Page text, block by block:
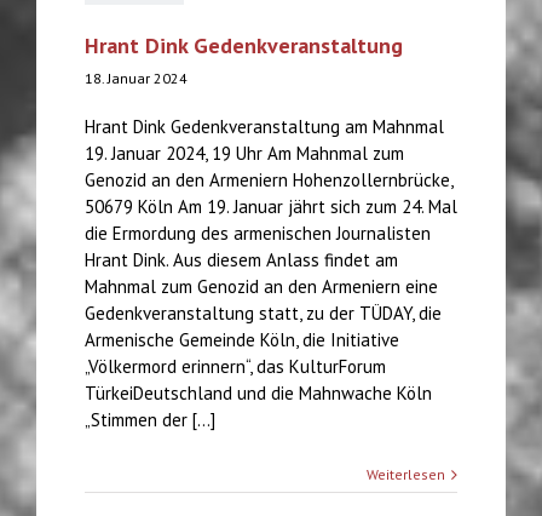
Hrant Dink Gedenkveranstaltung
18. Januar 2024
Hrant Dink Gedenkveranstaltung am Mahnmal
19. Januar 2024, 19 Uhr Am Mahnmal zum
Genozid an den Armeniern Hohenzollernbrücke,
50679 Köln Am 19. Januar jährt sich zum 24. Mal
die Ermordung des armenischen Journalisten
Hrant Dink. Aus diesem Anlass findet am
Mahnmal zum Genozid an den Armeniern eine
Gedenkveranstaltung statt, zu der TÜDAY, die
Armenische Gemeinde Köln, die Initiative
„Völkermord erinnern“, das KulturForum
TürkeiDeutschland und die Mahnwache Köln
„Stimmen der [...]
Weiterlesen